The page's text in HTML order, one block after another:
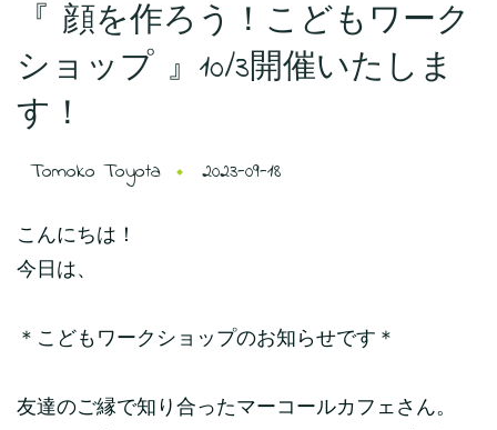
『 顔を作ろう！こどもワーク
ショップ 』10/3開催いたしま
す！
Tomoko Toyota 2023-09-18
こんにちは！
今日は、
＊こどもワークショップのお知らせです＊
友達のご縁で知り合ったマーコールカフェさん。